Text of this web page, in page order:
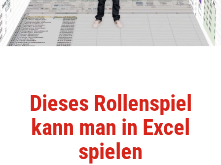
Dieses Rollenspiel
kann man in Excel
spielen